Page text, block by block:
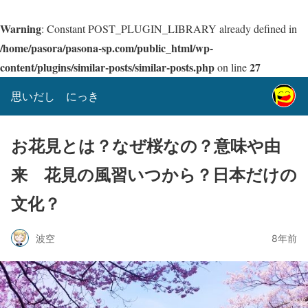
Warning: Constant POST_PLUGIN_LIBRARY already defined in
/home/pasora/pasona-sp.com/public_html/wp-
content/plugins/similar-posts/similar-posts.phpon line27
思いだし にっき
お花見とは？なぜ桜なの？意味や由
来 花見の風習いつから？日本だけの
文化？
波空 8年前